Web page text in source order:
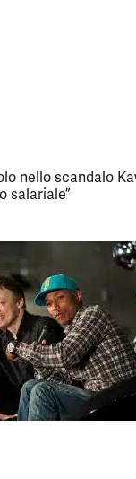
nello scandalo
salariale”